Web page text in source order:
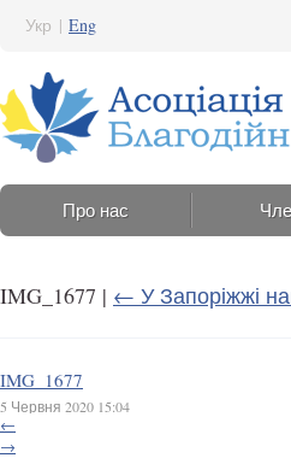
Укр | Eng
Про нас
IMG_1677 | ← У Запоріжжі
IMG_1677
5 Червня 2020 15:04
←
→